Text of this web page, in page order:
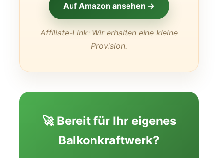
Auf Amazon ansehen →
Affiliate-Link: Wir erhalten eine kleine
Provision.
🚀 Bereit für Ihr eigenes
Balkonkraftwerk?